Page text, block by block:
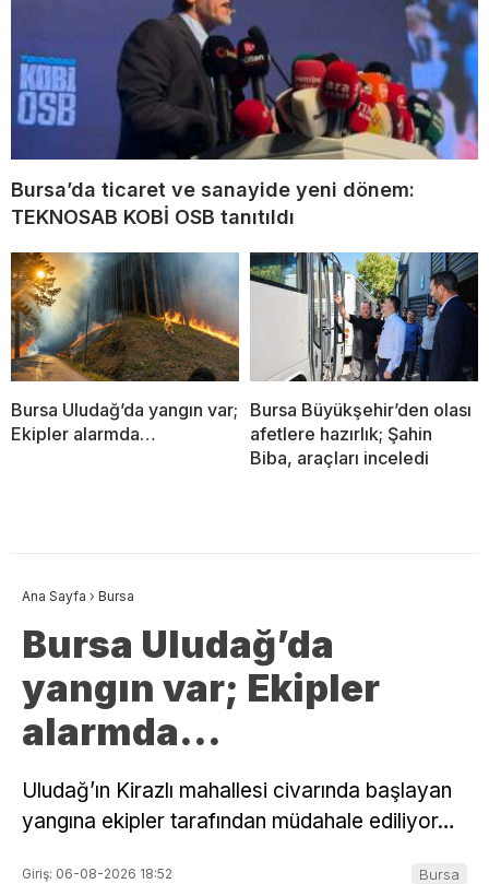
Bursa’da ticaret ve sanayide yeni dönem:
TEKNOSAB KOBİ OSB tanıtıldı
Bursa Uludağ’da yangın var;
Ekipler alarmda…
Bursa Büyükşehir’den olası
afetlere hazırlık; Şahin
Biba, araçları inceledi
Ana Sayfa › Bursa
Bursa Uludağ’da
yangın var; Ekipler
alarmda…
Uludağ’ın Kirazlı mahallesi civarında başlayan
yangına ekipler tarafından müdahale ediliyor…
Giriş: 06-08-2026 18:52 Bursa